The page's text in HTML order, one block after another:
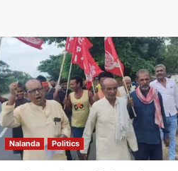
Nalanda Politics